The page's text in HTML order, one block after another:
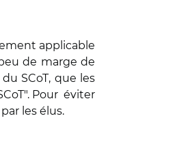
applicable
de marge de
SCoT, que les
Pour éviter
les élus.